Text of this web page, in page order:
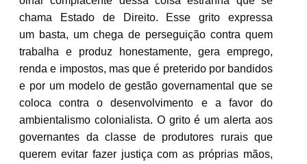
chama Estado de Direito. Esse grito expressa
um basta, um chega de perseguição contra quem
trabalha e produz honestamente, gera emprego,
renda e impostos, mas que é preterido por bandidos
e por um modelo de gestão governamental que se
coloca contra o desenvolvimento e a favor do
ambientalismo colonialista. O grito é um alerta aos
governantes da classe de produtores rurais que
querem evitar fazer justiça com as próprias mãos,